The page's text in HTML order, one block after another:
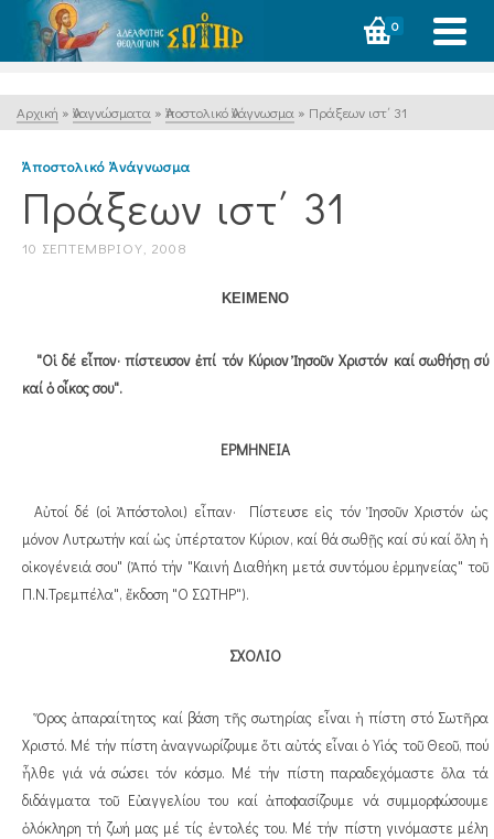
0
Αρχική » Ἀναγνώσματα » Ἀποστολικό Ἀνάγνωσμα » Πράξεων ιστ΄ 31
Ἀποστολικό Ἀνάγνωσμα
Πράξεων ιστ΄ 31
10 ΣΕΠΤΕΜΒΡΊΟΥ, 2008
ΚΕΙΜΕΝΟ
"Οἱ δέ εἶπον· πίστευσον ἐπί τόν Κύριον Ἰησοῦν Χριστόν καί σωθήσῃ σύ
καί ὁ οἶκος σου".
ΕΡΜΗΝΕΙΑ
Αὐτοί δέ (οἱ Ἀπόστολοι) εἶπαν· Πίστευσε εἰς τόν Ἰησοῦν Χριστόν ὡς
μόνον Λυτρωτήν καί ὡς ὑπέρτατον Κύριον, καί θά σωθῇς καί σύ καί ὅλη ἡ
οἰκογένειά σου" (Ἀπό τήν "Καινή Διαθήκη μετά συντόμου ἑρμηνείας" τοῦ
Π.Ν.Τρεμπέλα", ἔκδοση "Ο ΣΩΤΗΡ").
ΣΧΟΛΙΟ
Ὅρος ἀπαραίτητος καί βάση τῆς σωτηρίας εἶναι ἡ πίστη στό Σωτῆρα
Χριστό. Μέ τήν πίστη ἀναγνωρίζουμε ὅτι αὐτός εἶναι ὁ Υἱός τοῦ Θεοῦ, πού
ἦλθε γιά νά σώσει τόν κόσμο. Μέ τήν πίστη παραδεχόμαστε ὅλα τά
διδάγματα τοῦ Εὐαγγελίου του καί ἀποφασίζουμε νά συμμορφώσουμε
ὁλόκληρη τή ζωή μας μέ τίς ἐντολές του. Μέ τήν πίστη γινόμαστε μέλη